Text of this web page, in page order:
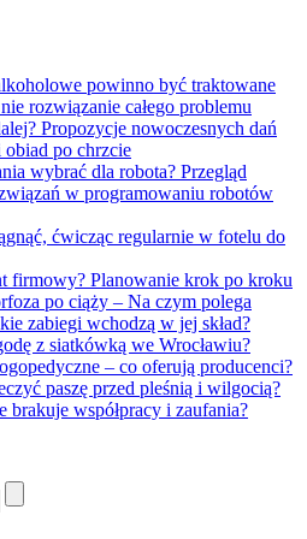
powinno być traktowane
rozwiązanie całego problemu
Propozycje nowoczesnych dań
obiad po chrzcie
wybrać dla robota? Przegląd
w programowaniu robotów
ćwicząc regularnie w fotelu do
firmowy? Planowanie krok po kroku
po ciąży – Na czym polega
zabiegi wchodzą w jej skład?
z siatkówką we Wrocławiu?
– co oferują producenci?
paszę przed pleśnią i wilgocią?
współpracy i zaufania?